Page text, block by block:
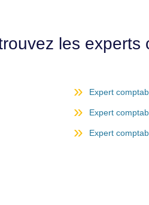
les experts
Expert
Expert
Expert